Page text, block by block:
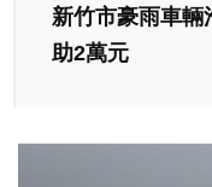
新竹市豪雨車輛
助2萬元